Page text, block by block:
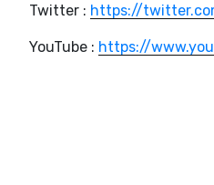
Twitter : https://
YouTube : https://